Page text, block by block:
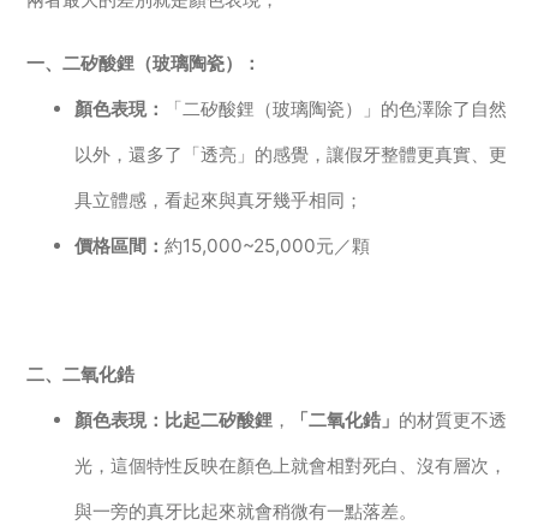
一、二矽酸鋰（玻璃陶瓷）：
顏色表現：
「二矽酸鋰（玻璃陶瓷）」的色澤除了自然
以外，還多了「透亮」的感覺，讓假牙整體更真實、更
具立體感，看起來與真牙幾乎相同；
價格區間：約15,000~25,000元／顆
二、二氧化鋯
顏色表現：比起二矽酸鋰 ， 「二氧化鋯」 的材質更不透
光，這個特性反映在顏色上就會相對死白、沒有層次，
與一旁的真牙比起來就會稍微有一點落差。